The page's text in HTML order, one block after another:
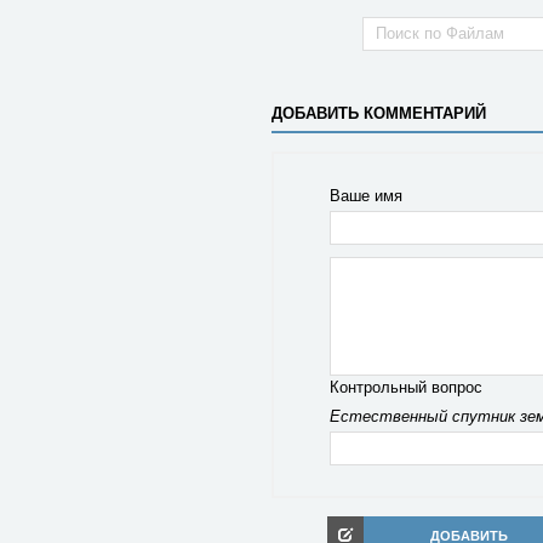
ДОБАВИТЬ КОММЕНТАРИЙ
Ваше имя
Контрольный вопрос
Естественный спутник
ДОБАВИТЬ